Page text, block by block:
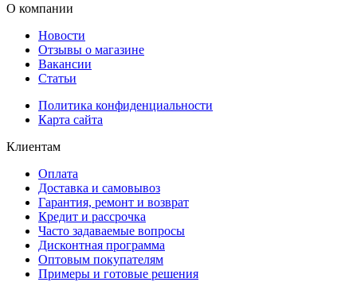
О компании
Новости
Отзывы о магазине
Вакансии
Статьи
Политика конфиденциальности
Карта сайта
Клиентам
Оплата
Доставка и самовывоз
Гарантия, ремонт и возврат
Кредит и рассрочка
Часто задаваемые вопросы
Дисконтная программа
Оптовым покупателям
Примеры и готовые решения